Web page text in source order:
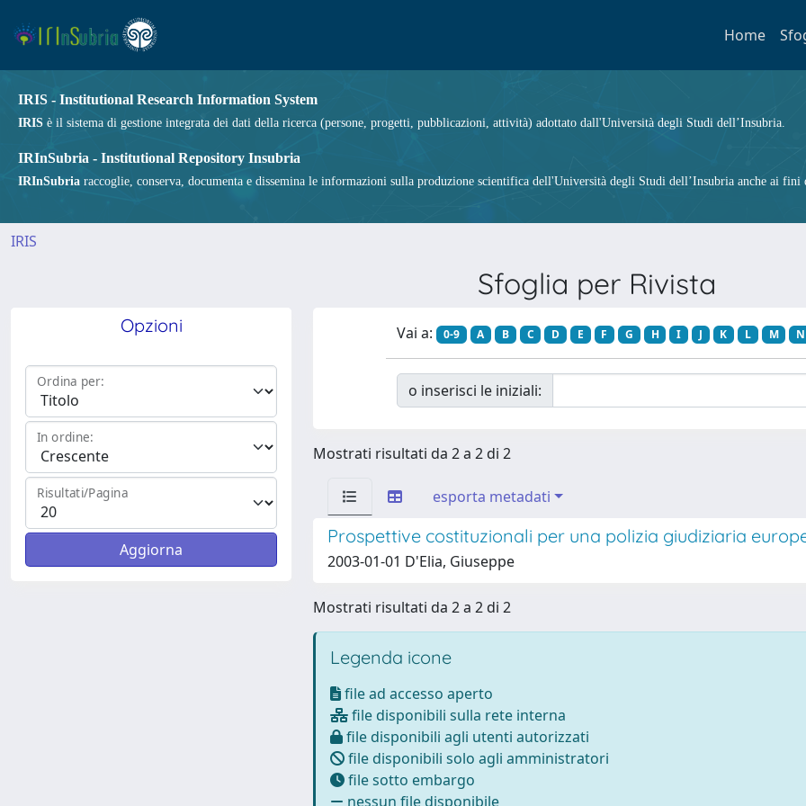
Home
IRIS - Institutional Research Information System
IRIS è il sistema di gestione integrata dei dati della ricerca (persone, progetti, pubblicazioni, attività) adottato dall'Università degli Studi dell’Insubria.
IRInSubria - Institutional Repository Insubria
IRInSubria raccoglie, conserva, documenta e dissemina le informazioni sulla produzione scientifica dell'Università degli Studi dell’Insubria anche ai fini
IRIS
Sfoglia per Rivista
Opzioni
Ordina per:
In ordine:
Risultati/Pagina
Vai a: 0-9 A B C D E F G H I J K L M N
o inserisci le iniziali:
Mostrati risultati da 2 a 2 di 2
esporta metadati
Prospettive costituzionali per una polizia giudiziaria
2003-01-01 D'Elia, Giuseppe
Mostrati risultati da 2 a 2 di 2
Legenda icone
file ad accesso aperto
file disponibili sulla rete interna
file disponibili agli utenti autorizzati
file disponibili solo agli amministratori
file sotto embargo
nessun file disponibile